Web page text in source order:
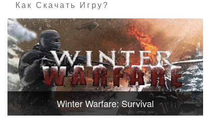
Как Скачать Игру?
Winter Warfare: Survival